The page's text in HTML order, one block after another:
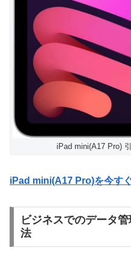
iPad mini(A17 Pro)
iPad mini(A17 Pro)を今す
ビジネスでのデータ
法